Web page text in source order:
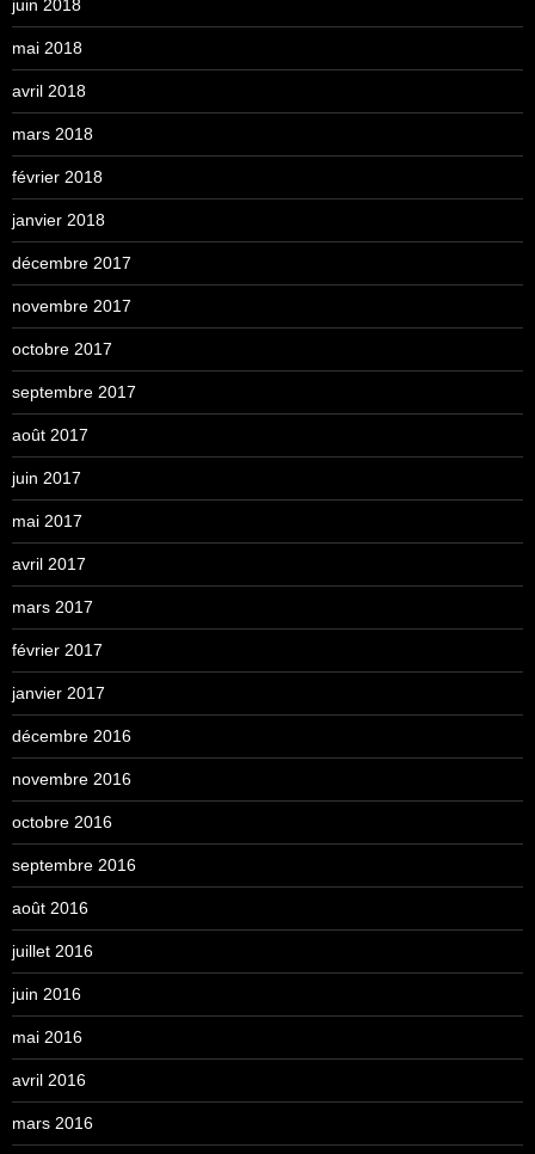
juin 2018
mai 2018
avril 2018
mars 2018
février 2018
janvier 2018
décembre 2017
novembre 2017
octobre 2017
septembre 2017
août 2017
juin 2017
mai 2017
avril 2017
mars 2017
février 2017
janvier 2017
décembre 2016
novembre 2016
octobre 2016
septembre 2016
août 2016
juillet 2016
juin 2016
mai 2016
avril 2016
mars 2016